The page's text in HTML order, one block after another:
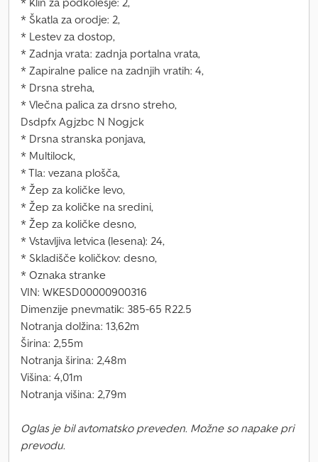
* Škatla za orodje: 2,
* Lestev za dostop,
* Zadnja vrata: zadnja portalna vrata,
* Zapiralne palice na zadnjih vratih: 4,
* Drsna streha,
* Vlečna palica za drsno streho,
Dsdpfx Agjzbc N Nogjck
* Drsna stranska ponjava,
* Multilock,
* Tla: vezana plošča,
* Žep za količke levo,
* Žep za količke na sredini,
* Žep za količke desno,
* Vstavljiva letvica (lesena): 24,
* Skladišče količkov: desno,
* Oznaka stranke
VIN: WKESD00000900316
Dimenzije pnevmatik: 385-65 R22.5
Notranja dolžina: 13,62m
Širina: 2,55m
Notranja širina: 2,48m
Višina: 4,01m
Notranja višina: 2,79m
Oglas je bil avtomatsko preveden. Možne so napake pri
prevodu.